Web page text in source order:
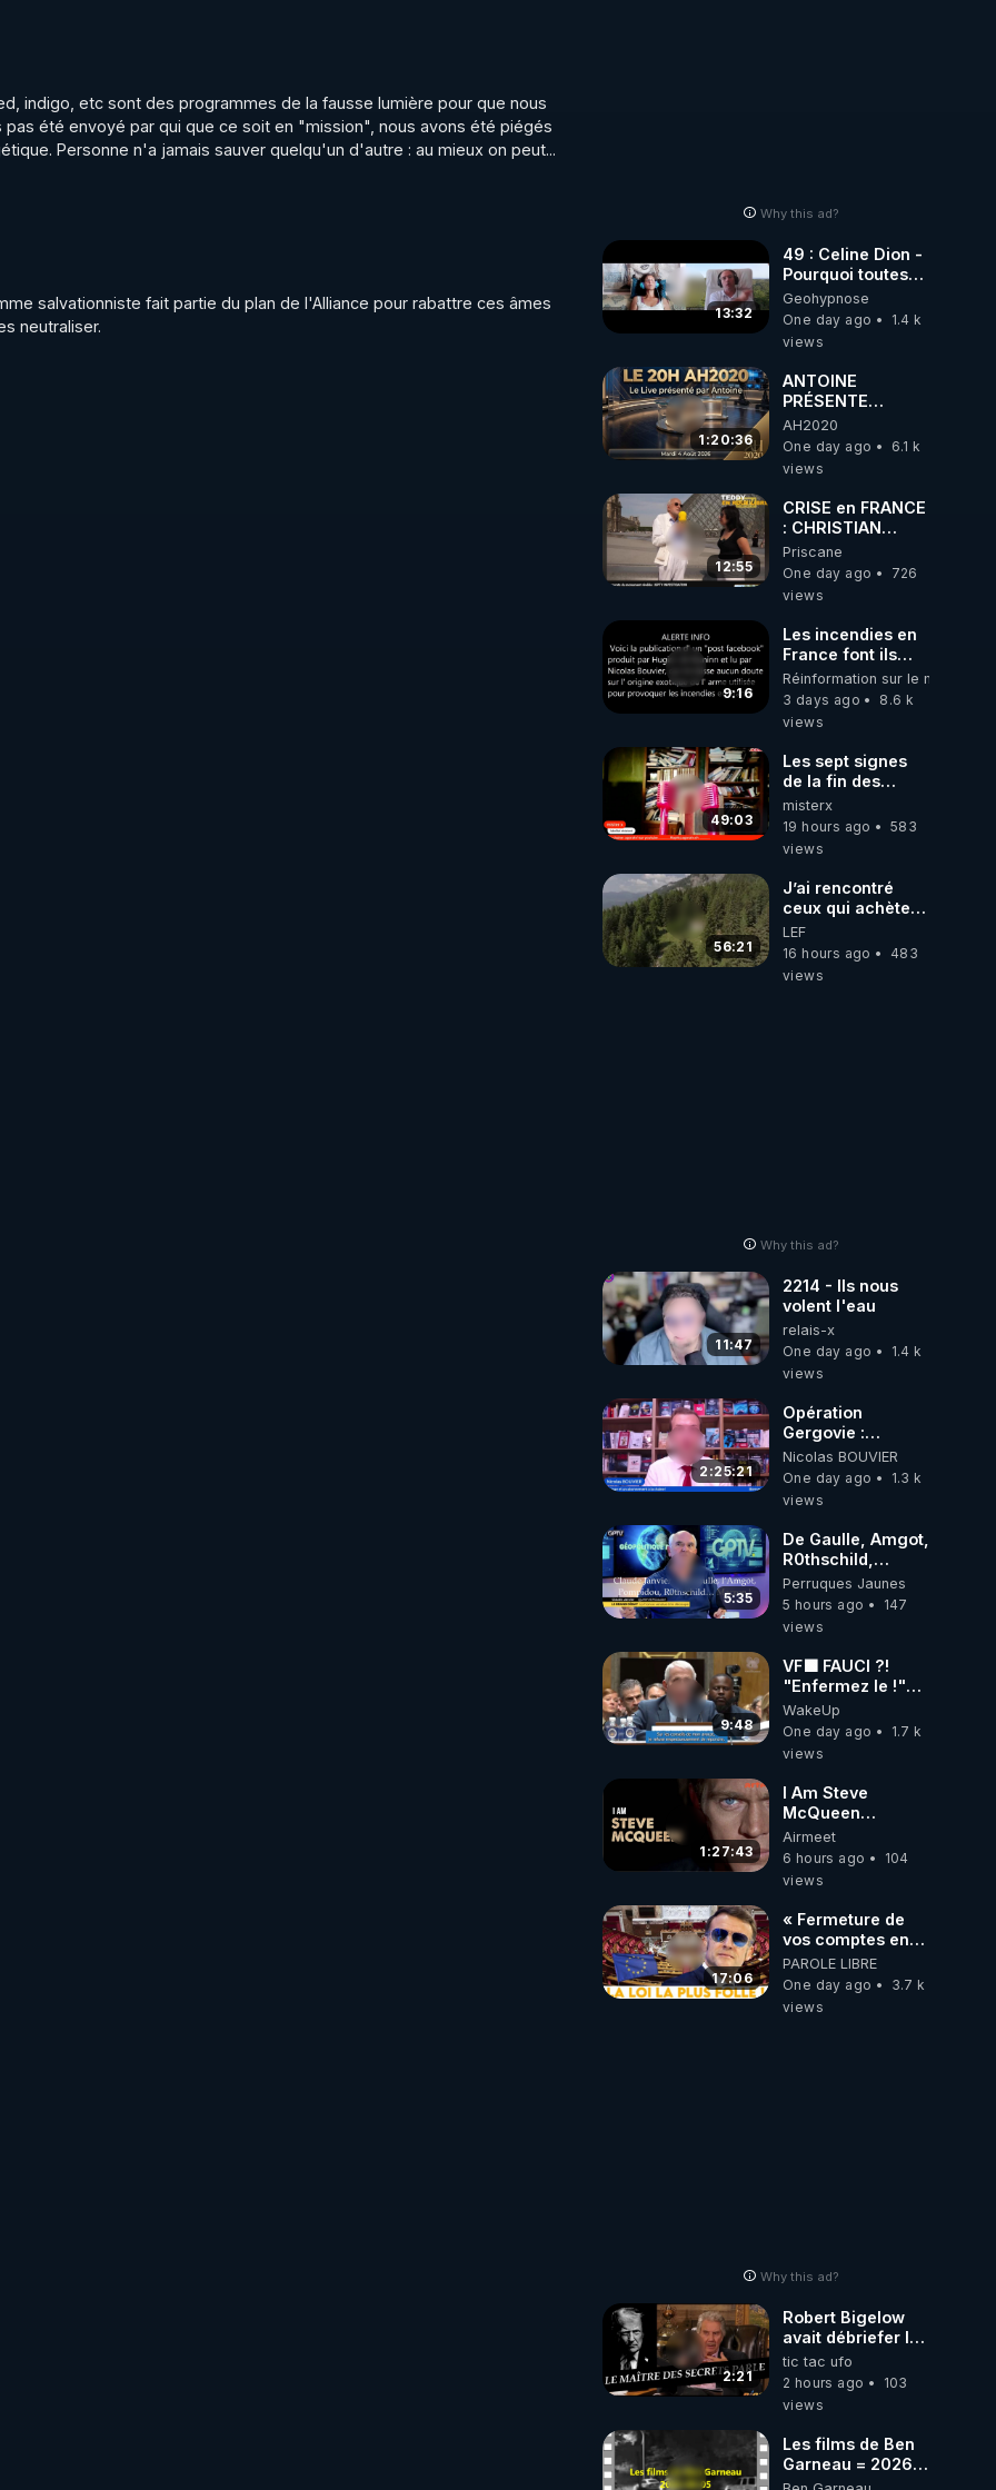
the-montauk-project-ssp-time-travel-consciousness-
SUR ^ EN BAS A DROITE OU EST ECRIT "P 50%" !!!
indigo, etc sont des programmes de la fausse lumière pour que nous
été envoyé par qui que ce soit en "mission", nous avons été piégés
Personne n'a jamais sauver quelqu'un d'autre : au mieux on peut...
salvationniste fait partie du plan de l'Alliance pour rabattre ces âmes
neutraliser.
Why this ad?
13:32
49 : Celine Dion -
Pourquoi toutes
ces rumeurs ?
Enquête sous
hypnose
Geohypnose
One day ago
1.4 k
views
1:20:36
ANTOINE
PRÉSENTE
AH2020 LE LIVE
20H ***DU
04/08/2026***
RÉVEIL EST EN
MARCHE 📷
AH2020
One day ago
6.1 k
views
12:55
CRISE en FRANCE
: CHRISTIAN
COTTEN FAIT une
étrange
découverte
Priscane
One day ago
726
views
9:16
Les incendies en
France font ils
partie d' un plan
qui aurait débuté
le 11 septembre
Réinformation sur le monde
3 days ago
8.6 k
views
49:03
Les sept signes
de la fin des
temps selon
l’intervenant
misterx
19 hours ago
583
views
56:21
J’ai rencontré
ceux qui achètent
des bunkers pour
survivre à la fin
du monde
LEF
16 hours ago
483
views
Why this ad?
11:47
2214 - Ils nous
volent l'eau
relais-x
One day ago
1.4 k
views
2:25:21
Opération
Gergovie :
‪@38resistancegauloise‬
‪@MarionSigautOfficiel‬
‪@gladysriifard5710‬
Nicolas BOUVIER
One day ago
1.3 k
views
5:35
De Gaulle, Amgot,
R0thschild,
Macron &
Pompidou…
Macron Claude
X 2024
Perruques Jaunes
5 hours ago
147
views
9:48
VF🟩 FAUCI ?!
"Enfermez le !"
(Lock him up!) -
Quartz Traduction
WakeUp
One day ago
1.7 k
views
1:27:43
I Am Steve
McQueen
⎮Documentaire
ARTE ⎮ Cinema
Airmeet
6 hours ago
104
views
17:06
« Fermeture de
vos comptes en
banque ! » :
Macron impose
une loi folle !
PAROLE LIBRE
One day ago
3.7 k
views
Why this ad?
2:21
Robert Bigelow
avait débriefer le
pédophile
génocidaire de
donald j trump
tic tac ufo
2 hours ago
103
views
Les films de Ben
Garneau = 2026-
08-05